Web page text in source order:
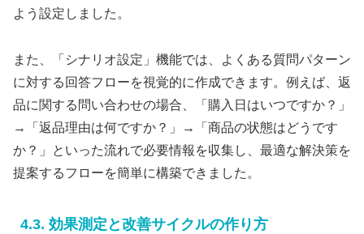
よう設定しました。
また、「シナリオ設定」機能では、よくある質問パターン
に対する回答フローを視覚的に作成できます。例えば、返
品に関する問い合わせの場合、「購入日はいつですか？」
→「返品理由は何ですか？」→「商品の状態はどうです
か？」といった流れで必要情報を収集し、最適な解決策を
提案するフローを簡単に構築できました。
4.3. 効果測定と改善サイクルの作り方